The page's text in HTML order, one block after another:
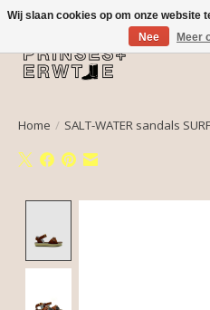
Home / SALT-WATER sandals
Wij slaan cookies op om onze website
Nee
Meer